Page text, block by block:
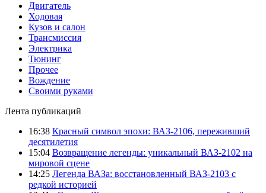
Двигатель
Ходовая
Кузов и салон
Трансмиссия
Электрика
Тюнинг
Прочее
Вождение
Своими руками
Лента публикаций
16:38 Красный символ эпохи: ВАЗ-2106, переживший
десятилетия
15:04 Возвращение легенды: уникальный ВАЗ-2102 на
мировой сцене
14:25 Легенда ВАЗа: восстановленный ВАЗ-2103 с
редкой историей